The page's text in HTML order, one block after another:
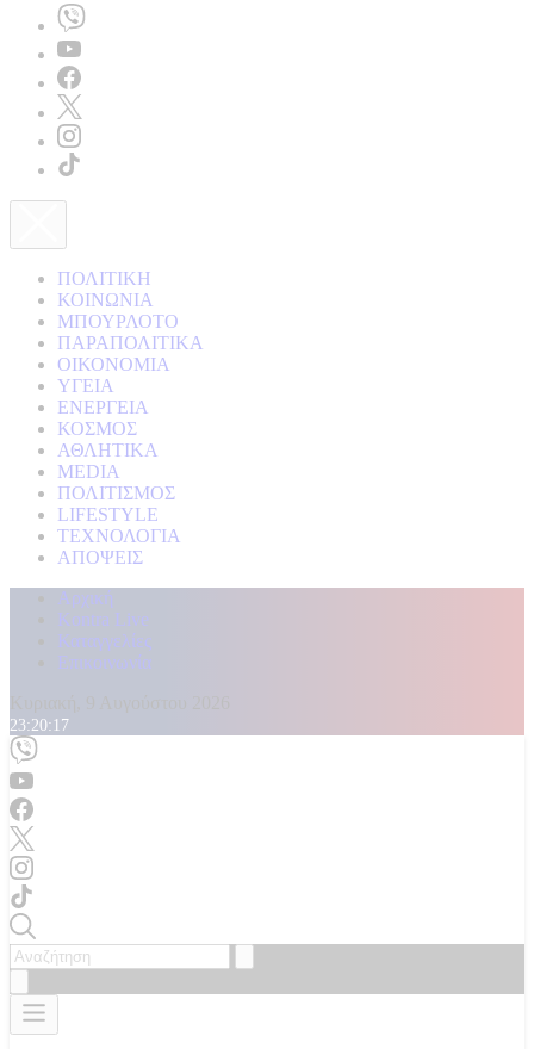
ΠΟΛΙΤΙΚΗ
ΚΟΙΝΩΝΙΑ
ΜΠΟΥΡΛΟΤΟ
ΠΑΡΑΠΟΛΙΤΙΚΑ
ΟΙΚΟΝΟΜΙΑ
ΥΓΕΙΑ
ΕΝΕΡΓΕΙΑ
ΚΟΣΜΟΣ
ΑΘΛΗΤΙΚΑ
MEDIA
ΠΟΛΙΤΙΣΜΟΣ
LIFESTYLE
ΤΕΧΝΟΛΟΓΙΑ
ΑΠΟΨΕΙΣ
Αρχική
Kontra Live
Καταγγελίες
Επικοινωνία
23:20:19